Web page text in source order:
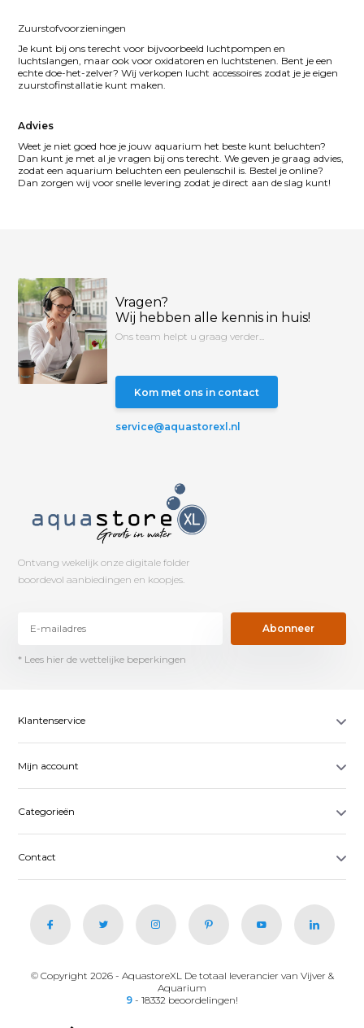
Zuurstofvoorzieningen
Je kunt bij ons terecht voor bijvoorbeeld luchtpompen en
luchtslangen, maar ook voor oxidatoren en luchtstenen. Bent je een
echte doe-het-zelver? Wij verkopen lucht accessoires zodat je je eigen
zuurstofinstallatie kunt maken.
Advies
Weet je niet goed hoe je jouw aquarium het beste kunt beluchten?
Dan kunt je met al je vragen bij ons terecht. We geven je graag advies,
zodat een aquarium beluchten een peulenschil is. Bestel je online?
Dan zorgen wij voor snelle levering zodat je direct aan de slag kunt!
Vragen?
Wij hebben alle kennis in huis!
Ons team helpt u graag verder...
Kom met ons in contact
service@aquastorexl.nl
Ontvang wekelijk onze digitale folder
boordevol aanbiedingen en koopjes.
Abonneer
* Lees hier de wettelijke beperkingen
Klantenservice
Mijn account
Categorieën
Contact
© Copyright 2026 - AquastoreXL De totaal leverancier van Vijver &
Aquarium
9 - 18332 beoordelingen!